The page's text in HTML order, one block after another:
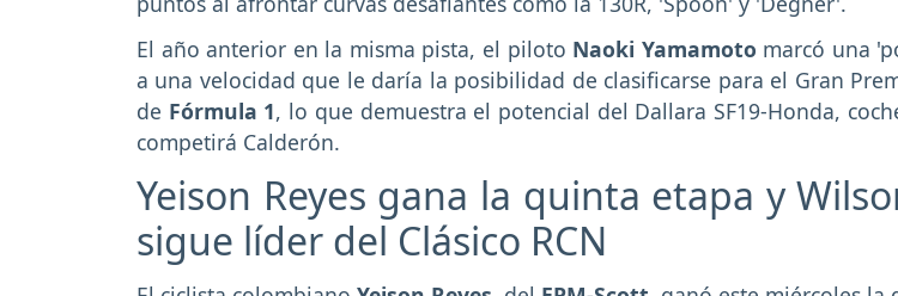
El año anterior en la misma pista, el piloto Naoki Yamamoto marcó una
a una velocidad que le daría la posibilidad de clasificarse para el Gran
de Fórmula 1, lo que demuestra el potencial del Dallara SF19-Honda,
competirá Calderón.
Yeison Reyes gana la quinta etapa y
sigue líder del Clásico RCN